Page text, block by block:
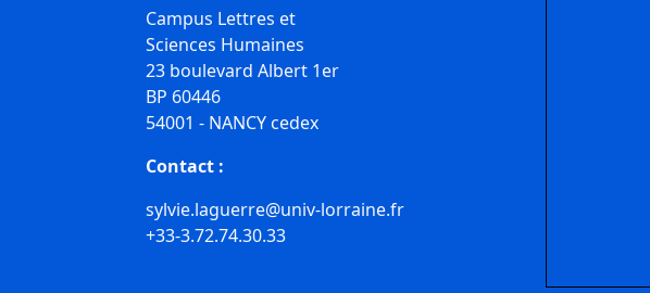
Campus Lettres et
Sciences Humaines
23 boulevard Albert 1er
BP 60446
54001 - NANCY cedex
Contact :
sylvie.laguerre@univ-lorraine.fr
+33-3.72.74.30.33